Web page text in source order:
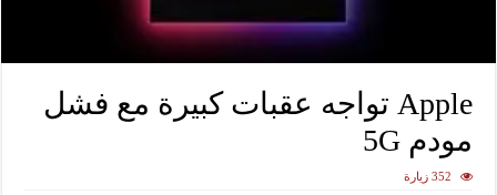
Apple تواجه عقبات كبيرة مع فشل
مودم 5G
352 زيارة